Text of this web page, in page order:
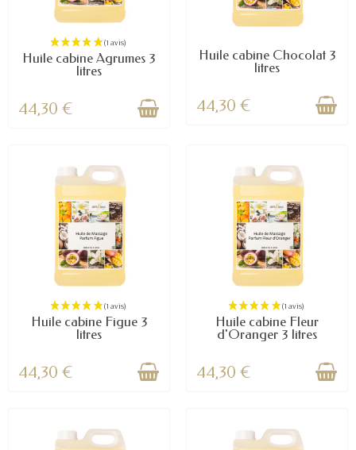
Huile cabine Agrumes 3
litres
44,30 €
Huile cabine Chocolat 3
litres
44,30 €
Huile cabine Figue 3
litres
44,30 €
Huile cabine Fleur
d'Oranger 3 litres
44,30 €